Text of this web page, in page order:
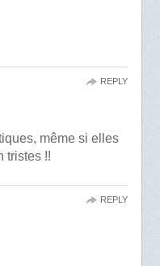
même si elles
tristes !!
REPLY
REPLY